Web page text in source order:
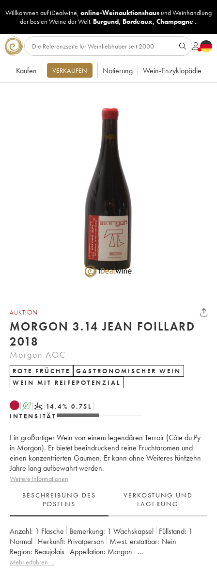
Willkommen auf iDealwine, online-Weinauktionshaus undWeinhandlung
der besten Weine der Welt: Burgund, Bordeaux, Champagne...
Kaufen VERKAUFEN Notierung Wein-Enzyklopädie
AUKTION
MORGON 3.14 JEAN FOILLARD
2018
Morgon AOC
ROTE FRÜCHTE
GASTRONOMISCHER WEIN
WEIN MIT REIFEPOTENZIAL
A K 14.4% 0.75 L
INTENSITÄT
Ein großartiger Wein von einem legendären Terroir (Côte du Py
in Morgon). Er bietet beeindruckend reine Fruchtaromen und
einen konzentrierten Gaumen. Er kann ohne Weiteres fünfzehn
Jahre lang aufbewahrt werden.
Weitere Informationen
BESCHREIBUNG DES
POSTENS
VERKOSTUNG UND
LAGERUNG
Anzahl: 1 Flasche Bemerkung: 1 Wachskapsel Füllstand: 1
Normal
Herkunft: privatperson Mwst. erstattbar:
nein
Region:
Beaujolais Appellation:
Morgon
Eigentümer: Jean Foillard
Mehr erfahren …